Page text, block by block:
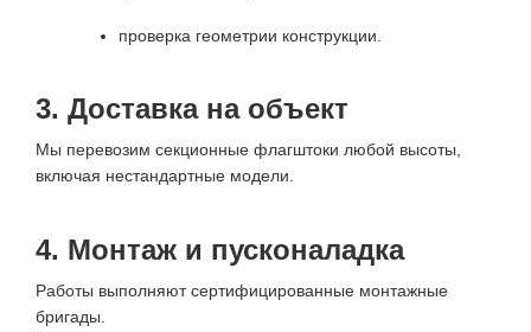
проверка геометрии конструкции.
3. Доставка на объект
Мы перевозим секционные флагштоки любой высоты,
включая нестандартные модели.
4. Монтаж и пусконаладка
Работы выполняют сертифицированные монтажные
бригады.